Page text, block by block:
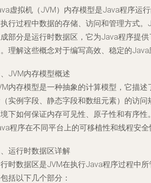
虚拟机（JVM）内存模型是Java程序运
行过程中数据的存储、访问和管理方式。
部分是运行时数据区，它为Java程序提
理解这些概念对于编写高效、稳定的
JVM内存模型概述
内存模型是一种抽象的计算模型，它描
实例字段、静态字段和数组元素）的访问
下如何保证内存可见性、原子性和有序性
程序在不同平台上的可移植性和线程安全
运行时数据区详解
时数据区是JVM在执行Java程序过程中
括以下几个部分：